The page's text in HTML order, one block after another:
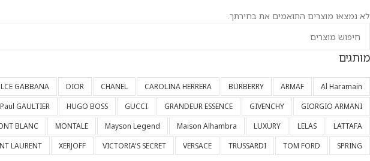
לא נמצאו מוצרים התואמים את בחירתך.
מותגים
Al Haramain
ARMAF
BURBERRY
CAROLINA HERRERA
CHANEL
DIOR
GABBANA
GIORGIO ARMANI
GIVENCHY
GRANDEUR ESSENCE
GUCCI
HUGO BOSS
GAULTIER
LATTAFA
LELAS
LUXURY
Maison Alhambra
Mayson Legend
MONTALE
BLANC
SPRING
TOM FORD
TRUSSARDI
VERSACE
VICTORIA'S SECRET
XERJOFF
LAURENT